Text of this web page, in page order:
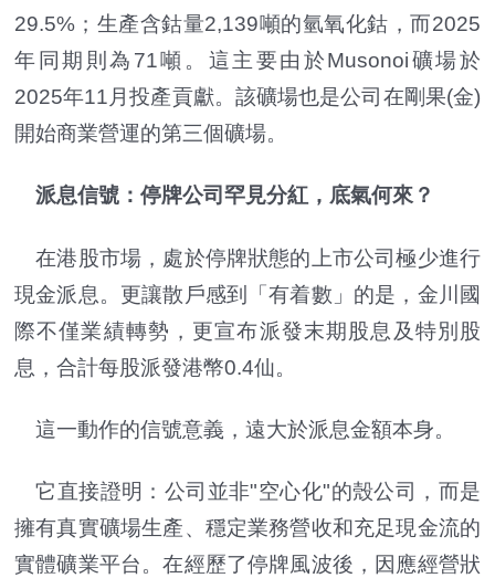
29.5%；生產含鈷量2,139噸的氫氧化鈷，而2025
年同期則為71噸。這主要由於Musonoi礦場於
2025年11月投產貢獻。該礦場也是公司在剛果(金)
開始商業營運的第三個礦場。
派息信號：停牌公司罕見分紅，底氣何來？
在港股市場，處於停牌狀態的上市公司極少進行
現金派息。更讓散戶感到「有着數」的是，金川國
際不僅業績轉勢，更宣布派發末期股息及特別股
息，合計每股派發港幣0.4仙。
這一動作的信號意義，遠大於派息金額本身。
它直接證明：公司並非"空心化"的殼公司，而是
擁有真實礦場生產、穩定業務營收和充足現金流的
實體礦業平台。在經歷了停牌風波後，因應經營狀